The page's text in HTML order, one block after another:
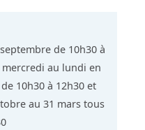
de 10h30 à
mercredi au lundi en
10h30 à 12h30 et
au 31 mars tous